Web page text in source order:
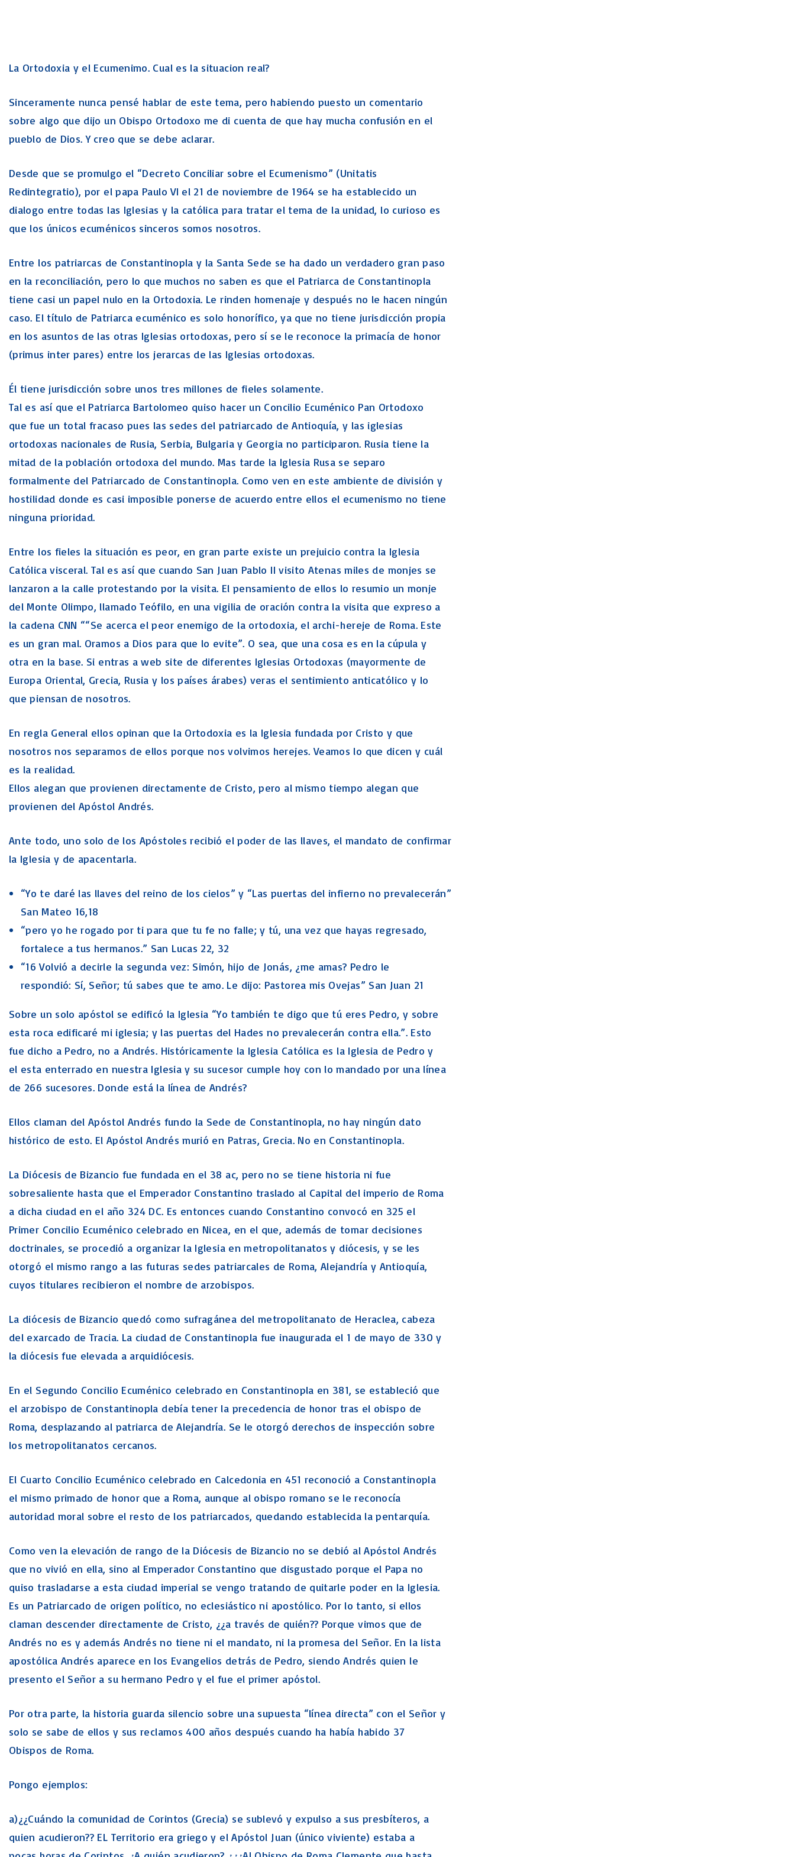
2 Samuel
Nehemías
Tobit
Macabeos
Libro de los Salmos
LOS PROFETAS
JEREMIAS
EZEQUIEL
El Profeta Oseas
PROFETA AMOS
ABDÍAS (profeta)
JONÁS (profeta)
MIQUEAS
La Ortodoxia y el Ecumenimo. Cual es la situacion real?
Sinceramente nunca pensé hablar de este tema, pero habiendo puesto un comentario
sobre algo que dijo un Obispo Ortodoxo me di cuenta de que hay mucha confusión en el
pueblo de Dios. Y creo que se debe aclarar.
Desde que se promulgo el “Decreto Conciliar sobre el Ecumenismo” (Unitatis
Redintegratio), por el papa Paulo VI el 21 de noviembre de 1964 se ha establecido un
dialogo entre todas las Iglesias y la católica para tratar el tema de la unidad, lo curioso es
que los únicos ecuménicos sinceros somos nosotros.
Entre los patriarcas de Constantinopla y la Santa Sede se ha dado un verdadero gran paso
en la reconciliación, pero lo que muchos no saben es que el Patriarca de Constantinopla
tiene casi un papel nulo en la Ortodoxia. Le rinden homenaje y después no le hacen ningún
caso. El título de Patriarca ecuménico es solo honorífico, ya que no tiene jurisdicción propia
en los asuntos de las otras Iglesias ortodoxas, pero sí se le reconoce la primacía de honor
(primus inter pares) entre los jerarcas de las Iglesias ortodoxas.
Él tiene jurisdicción sobre unos tres millones de fieles solamente.
Tal es así que el Patriarca Bartolomeo quiso hacer un Concilio Ecuménico Pan Ortodoxo
que fue un total fracaso pues las sedes del patriarcado de Antioquía, y las iglesias
ortodoxas nacionales de Rusia, Serbia, Bulgaria y Georgia no participaron. Rusia tiene la
mitad de la población ortodoxa del mundo. Mas tarde la Iglesia Rusa se separo
formalmente del Patriarcado de Constantinopla. Como ven en este ambiente de división y
hostilidad donde es casi imposible ponerse de acuerdo entre ellos el ecumenismo no tiene
ninguna prioridad.
Entre los fieles la situación es peor, en gran parte existe un prejuicio contra la Iglesia
Católica visceral. Tal es así que cuando San Juan Pablo II visito Atenas miles de monjes se
lanzaron a la calle protestando por la visita. El pensamiento de ellos lo resumio un monje
del Monte Olimpo, llamado Teófilo, en una vigilia de oración contra la visita que expreso a
la cadena CNN ““Se acerca el peor enemigo de la ortodoxia, el archi-hereje de Roma. Este
es un gran mal. Oramos a Dios para que lo evite”. O sea, que una cosa es en la cúpula y
otra en la base. Si entras a web site de diferentes Iglesias Ortodoxas (mayormente de
Europa Oriental, Grecia, Rusia y los países árabes) veras el sentimiento anticatólico y lo
que piensan de nosotros.
En regla General ellos opinan que la Ortodoxia es la Iglesia fundada por Cristo y que
nosotros nos separamos de ellos porque nos volvimos herejes. Veamos lo que dicen y cuál
es la realidad.
Ellos alegan que provienen directamente de Cristo, pero al mismo tiempo alegan que
provienen del Apóstol Andrés.
Ante todo, uno solo de los Apóstoles recibió el poder de las llaves, el mandato de confirmar
la Iglesia y de apacentarla.
“Yo te daré las llaves del reino de los cielos” y “Las puertas del infierno no prevalecerán”
San Mateo 16,18
“pero yo he rogado por ti para que tu fe no falle; y tú, una vez que hayas regresado,
fortalece a tus hermanos.” San Lucas 22, 32
“16 Volvió a decirle la segunda vez: Simón, hijo de Jonás, ¿me amas? Pedro le
respondió: Sí, Señor; tú sabes que te amo. Le dijo: Pastorea mis Ovejas” San Juan 21
Sobre un solo apóstol se edificó la Iglesia “Yo también te digo que tú eres Pedro, y sobre
esta roca edificaré mi iglesia; y las puertas del Hades no prevalecerán contra ella.”. Esto
fue dicho a Pedro, no a Andrés. Históricamente la Iglesia Católica es la Iglesia de Pedro y
el esta enterrado en nuestra Iglesia y su sucesor cumple hoy con lo mandado por una línea
de 266 sucesores. Donde está la línea de Andrés?
Ellos claman del Apóstol Andrés fundo la Sede de Constantinopla, no hay ningún dato
histórico de esto. El Apóstol Andrés murió en Patras, Grecia. No en Constantinopla.
La Diócesis de Bizancio fue fundada en el 38 ac, pero no se tiene historia ni fue
sobresaliente hasta que el Emperador Constantino traslado al Capital del imperio de Roma
a dicha ciudad en el año 324 DC. Es entonces cuando Constantino convocó en 325 el
Primer Concilio Ecuménico celebrado en Nicea, en el que, además de tomar decisiones
doctrinales, se procedió a organizar la Iglesia en metropolitanatos y diócesis, y se les
otorgó el mismo rango a las futuras sedes patriarcales de Roma, Alejandría y Antioquía,
cuyos titulares recibieron el nombre de arzobispos.
La diócesis de Bizancio quedó como sufragánea del metropolitanato de Heraclea, cabeza
del exarcado de Tracia. La ciudad de Constantinopla fue inaugurada el 1 de mayo de 330 y
la diócesis fue elevada a arquidiócesis.
En el Segundo Concilio Ecuménico celebrado en Constantinopla en 381, se estableció que
el arzobispo de Constantinopla debía tener la precedencia de honor tras el obispo de
Roma, desplazando al patriarca de Alejandría. Se le otorgó derechos de inspección sobre
los metropolitanatos cercanos.
El Cuarto Concilio Ecuménico celebrado en Calcedonia en 451 reconoció a Constantinopla
el mismo primado de honor que a Roma, aunque al obispo romano se le reconocía
autoridad moral sobre el resto de los patriarcados, quedando establecida la pentarquía.
Como ven la elevación de rango de la Diócesis de Bizancio no se debió al Apóstol Andrés
que no vivió en ella, sino al Emperador Constantino que disgustado porque el Papa no
quiso trasladarse a esta ciudad imperial se vengo tratando de quitarle poder en la Iglesia.
Es un Patriarcado de origen político, no eclesiástico ni apostólico. Por lo tanto, si ellos
claman descender directamente de Cristo, ¿¿a través de quién?? Porque vimos que de
Andrés no es y además Andrés no tiene ni el mandato, ni la promesa del Señor. En la lista
apostólica Andrés aparece en los Evangelios detrás de Pedro, siendo Andrés quien le
presento el Señor a su hermano Pedro y el fue el primer apóstol.
Por otra parte, la historia guarda silencio sobre una supuesta “línea directa” con el Señor y
solo se sabe de ellos y sus reclamos 400 años después cuando ha había habido 37
Obispos de Roma.
Pongo ejemplos:
a)¿¿Cuándo la comunidad de Corintos (Grecia) se sublevó y expulso a sus presbíteros, a
quien acudieron?? EL Territorio era griego y el Apóstol Juan (único viviente) estaba a